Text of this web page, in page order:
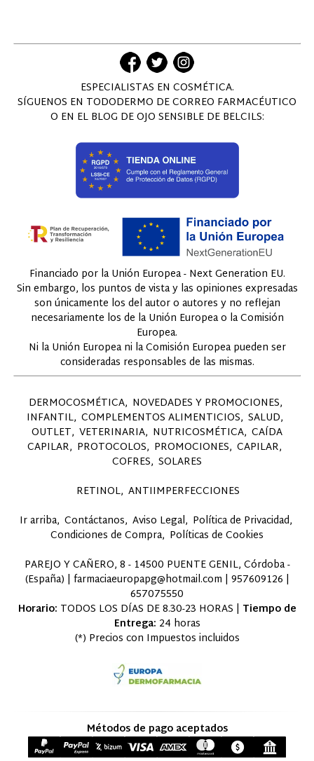
ESPECIALISTAS EN COSMÉTICA.
SÍGUENOS EN TODODERMO DE CORREO FARMACÉUTICO
O EN EL BLOG DE OJO SENSIBLE DE BELCILS:
Financiado por la Unión Europea - Next Generation EU.
Sin embargo, los puntos de vista y las opiniones expresadas
son únicamente los del autor o autores y no reflejan
necesariamente los de la Unión Europea o la Comisión
Europea.
Ni la Unión Europea ni la Comisión Europea pueden ser
consideradas responsables de las mismas.
DERMOCOSMÉTICA NOVEDADES Y PROMOCIONES
INFANTIL COMPLEMENTOS ALIMENTICIOS SALUD
OUTLET VETERINARIA NUTRICOSMÉTICA CAÍDA
CAPILAR PROTOCOLOS PROMOCIONES CAPILAR
COFRES SOLARES
RETINOL ANTIIMPERFECCIONES
Ir arriba Contáctanos Aviso Legal Política de Privacidad
Condiciones de Compra Políticas de Cookies
PAREJO Y CAÑERO, 8 - 14500 PUENTE GENIL, Córdoba -
(España) | farmaciaeuropapg@hotmail.com | 957609126 |
657075550
Horario: TODOS LOS DÍAS DE 8.30-23 HORAS | Tiempo de
Entrega: 24 horas
(*) Precios con Impuestos incluidos
Métodos de pago aceptados